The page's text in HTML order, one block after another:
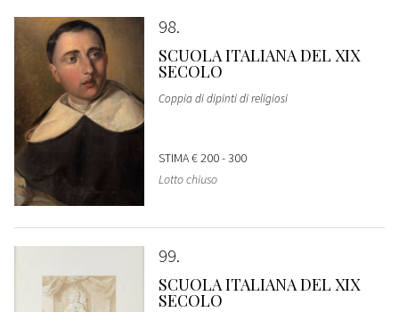
98
SCUOLA ITALIANA DEL XIX
SECOLO
Coppia di dipinti di religiosi
STIMA€ 200 - 300
Lotto chiuso
99
SCUOLA ITALIANA DEL XIX
SECOLO